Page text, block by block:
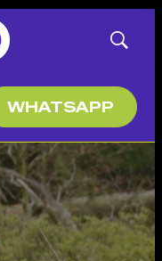
Mostrar
WHATSAPP